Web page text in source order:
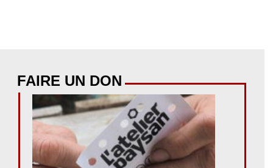
FAIRE UN DON